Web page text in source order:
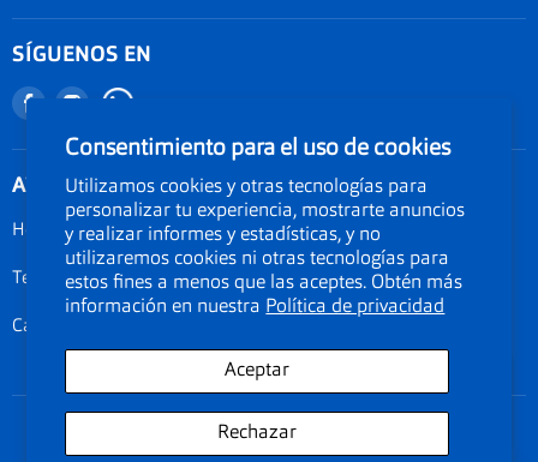
Consentimiento para el uso de cookies
Utilizamos cookies y otras tecnologías para
personalizar tu experiencia, mostrarte anuncios
y realizar informes y estadísticas, y no
utilizaremos cookies ni otras tecnologías para
estos fines a menos que las aceptes. Obtén más
información en nuestra Política de privacidad
Aceptar
Rechazar
Seguimiento de Pedido
Nuestro blog
Documentos Electronicos Topsa Peru S.A.C
Documentos Electrónicos GMO Peru S.A.C
Promociones
Políticas de Envío
Política de privacidad
Legal de cookies
Documentos electrónicos
Términos del servicio
SÍGUENOS EN
Encuéntranos
Encuéntranos
ATENCIÓN AL CLIENTE
Horarios: Lunes a Viernes de 09:00am a 06:00pm
Teléfono 01-3190134
Calle Amador Merino Reyna 223, San Isidro, Lima Perú